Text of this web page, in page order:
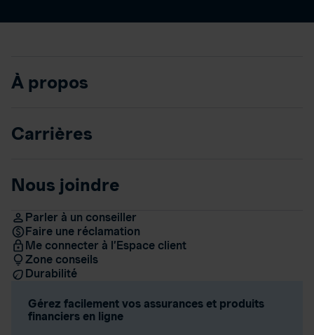
À propos
Carrières
Nous joindre
Parler à un conseiller
Faire une réclamation
Me connecter à l’Espace client
Zone conseils
Durabilité
Gérez facilement vos assurances et produits
financiers en ligne